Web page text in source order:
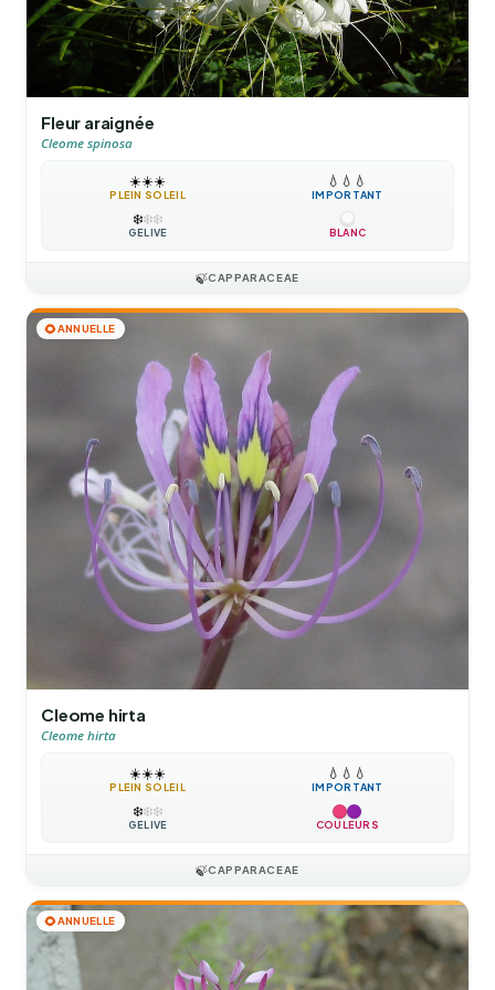
Fleur araignée
Cleome spinosa
☀️☀️☀️
PLEIN SOLEIL
💧 💧 💧
IMPORTANT
❄️❄️❄️
GÉLIVE BLANC
🍃CAPPARACEAE
🌻ANNUELLE
Cleome hirta
Cleome hirta
☀️☀️☀️
PLEIN SOLEIL
💧 💧 💧
IMPORTANT
❄️❄️❄️
GÉLIVE COULEURS
🍃CAPPARACEAE
🌻ANNUELLE